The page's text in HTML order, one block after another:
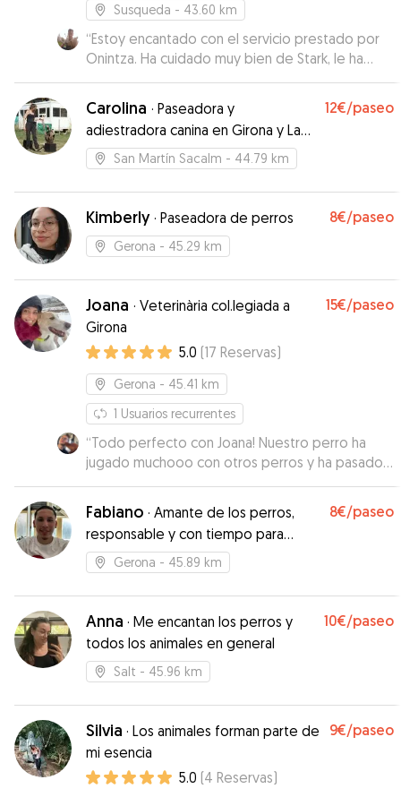
Susqueda - 43.60 km
“Estoy encantado con el servicio prestado por
Onintza. Ha cuidado muy bien de Stark, le ha
dado largos paseos y ha estado en
comunicación conmigo constante. Muy
recomendable.”
Carolina · Paseadora y
adiestradora canina en Girona y La
Selva
12€/paseo
San Martín Sacalm - 44.79 km
Kimberly · Paseadora de perros 8€/paseo
Gerona - 45.29 km
Joana · Veterinària col.legiada a
Girona
15€/paseo
5.0 (17 Reservas)
Gerona - 45.41 km
1 Usuarios recurrentes
“Todo perfecto con Joana! Nuestro perro ha
jugado muchooo con otros perros y ha pasado
un rato genial. In total confianza con Joana. No
dudaremos de dejarlo de nuevo con ella.
Gracias!”
Fabiano · Amante de los perros,
responsable y con tiempo para
mimarlos 🦴
8€/paseo
Gerona - 45.89 km
Anna · Me encantan los perros y
todos los animales en general
10€/paseo
Salt - 45.96 km
Silvia · Los animales forman parte de
mi esencia
9€/paseo
5.0 (4 Reservas)